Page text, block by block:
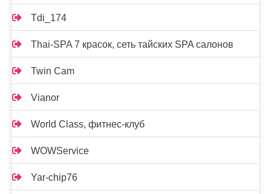
Tdi_174
Thai-SPA 7 красок, сеть тайских SPA салонов
Twin Cam
Vianor
World Class, фитнес-клуб
WOWService
Yar-chip76